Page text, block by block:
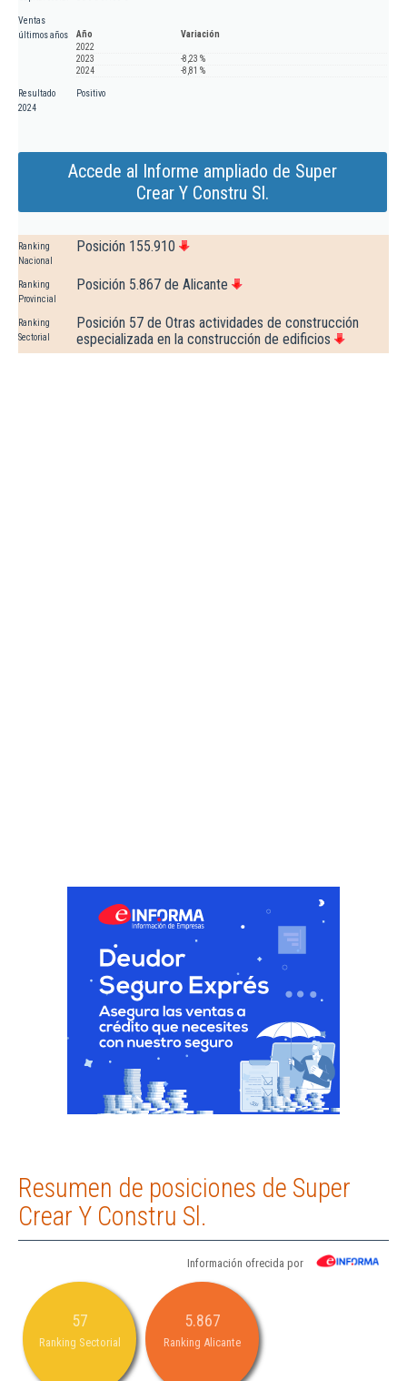
Ventas
últimos años
Año
Variación
2022
2023
-8,23 %
2024
-8,81 %
Resultado
2024
Positivo
Accede al Informe ampliado de Super
Crear Y Constru Sl.
Ranking
Nacional
Posición 155.910
Ranking
Provincial
Posición 5.867 de Alicante
Ranking
Sectorial
Posición 57 de Otras actividades de construcción
especializada en la construcción de edificios
Resumen de posiciones de Super
Crear Y Constru Sl.
Información ofrecida por
57
Ranking Sectorial
5.867
Ranking Alicante